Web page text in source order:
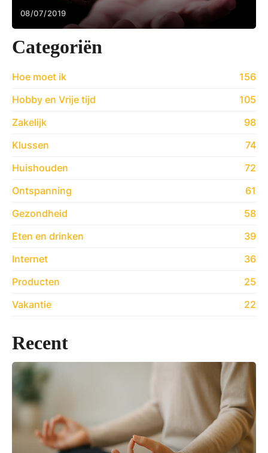
08/07/2019
Categoriën
Hoe moet ik
156
Hobby en Vrije tijd
105
Zakelijk
98
Klussen
74
Huishouden
72
Ontspanning
61
Gezondheid
58
Eten en drinken
39
Internet
36
Producten
25
Vakantie
22
Recent